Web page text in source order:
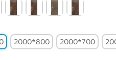
2000*800 2000*700